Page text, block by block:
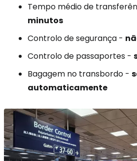
Tempo médio de
minutos
Controlo de segurança -
Controlo de passaportes -
Bagagem no transbordo -
automaticamente